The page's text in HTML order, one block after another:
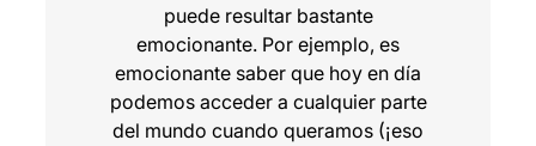
puede resultar bastante
emocionante. Por ejemplo, es
emocionante saber que hoy en día
podemos acceder a cualquier parte
del mundo cuando queramos (¡eso